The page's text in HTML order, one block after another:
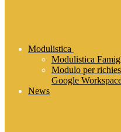
Modulistica
Modulistica
Modulo per
Google
News